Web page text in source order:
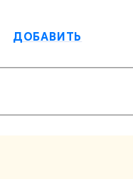
ДОБАВИТЬ